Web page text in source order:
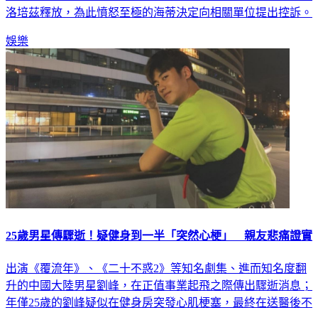
洛培茲釋放，為此憤怒至極的海蒂決定向相關單位提出控訴。
娛樂
25歲男星傳驟逝！疑健身到一半「突然心梗」 親友悲痛證實
出演《覆流年》、《二十不惑2》等知名劇集、進而知名度翻
升的中國大陸男星劉峰，在正值事業起飛之際傳出驟逝消息；
年僅25歲的劉峰疑似在健身房突發心肌梗塞，最終在送醫後不